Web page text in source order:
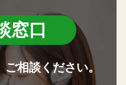
窓口
ご相談ください。